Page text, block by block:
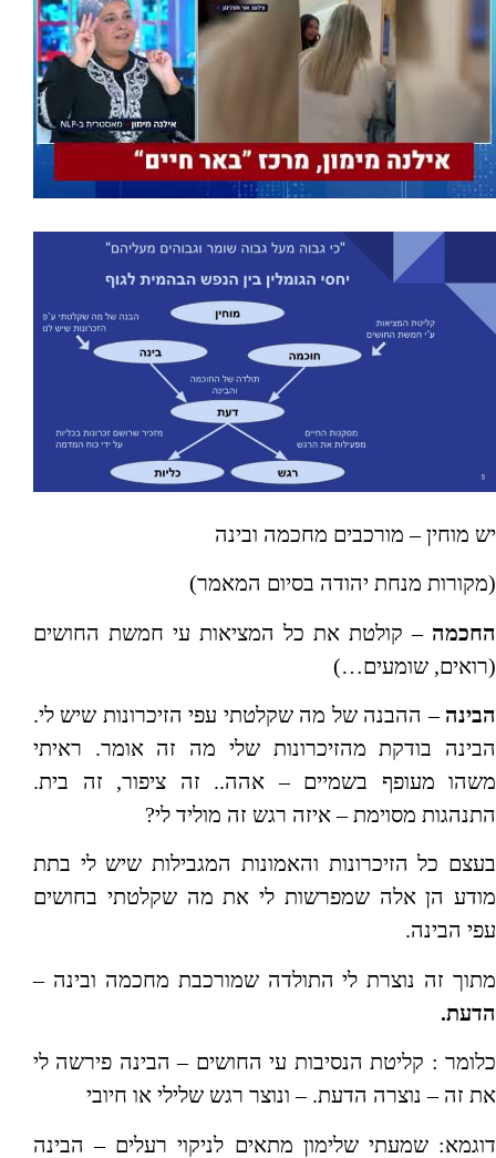
יש מוחין – מורכבים מחכמה ובינה
(מקורות מנחת יהודה בסיום המאמר)
החכמה – קולטת את כל המציאות עי חמשת החושים
(רואים, שומעים…)
הבינה – ההבנה של מה שקלטתי עפי הזיכרונות שיש לי.
הבינה בודקת מהזיכרונות שלי מה זה אומר. ראיתי
משהו מעופף בשמיים – אהה.. זה ציפור, זה בית.
התנהגות מסוימת – איזה רגש זה מוליד לי?
בעצם כל הזיכרונות והאמונות המגבילות שיש לי בתת
מודע הן אלה שמפרשות לי את מה שקלטתי בחושים
עפי הבינה.
מתוך זה נוצרת לי התולדה שמורכבת מחכמה ובינה –
הדעת.
כלומר : קליטת הנסיבות עי החושים – הבינה פירשה לי
את זה – נוצרה הדעת. – ונוצר רגש שלילי או חיובי
דוגמא: שמעתי שלימון מתאים לניקוי רעלים – הבינה